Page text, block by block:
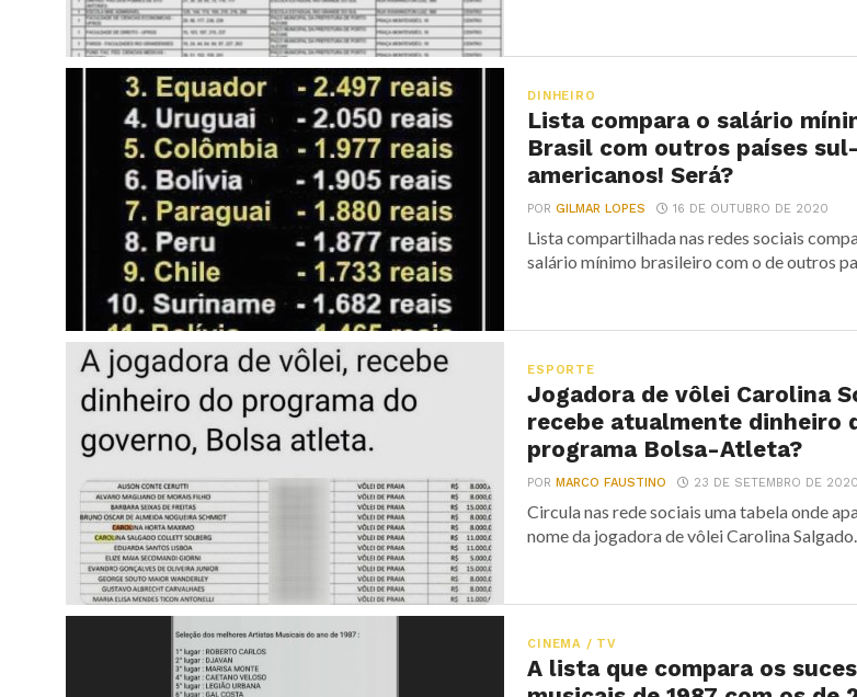
DINHEIRO
Lista compara o salário
Brasil com outros países sul-
americanos! Será?
PORGILMAR LOPES 16 DE OUTUBRO DE 2020
Lista compartilhada nas redes sociais
salário mínimo brasileiro com o de outros
ESPORTE
Jogadora de vôlei Carolina
recebe atualmente dinheiro
programa Bolsa-Atleta?
POR MARCO FAUSTINO 23 DE SETEMBRO DE 2020
Circula nas rede sociais uma tabela onde
nome da jogadora de vôlei Carolina
CINEMA / TV
A lista que compara os